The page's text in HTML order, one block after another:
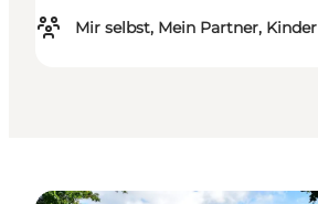
Mir selbst, Mein Partner, Kinder